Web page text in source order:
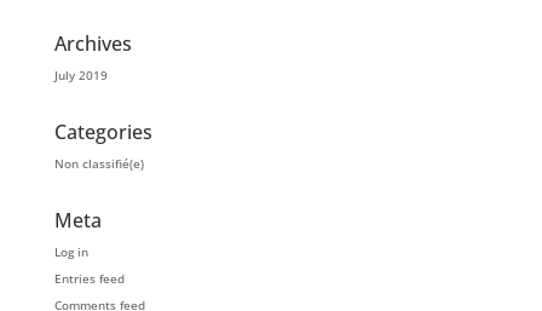
Archives
July 2019
Categories
Non classifié(e)
Meta
Log in
Entries feed
Comments feed